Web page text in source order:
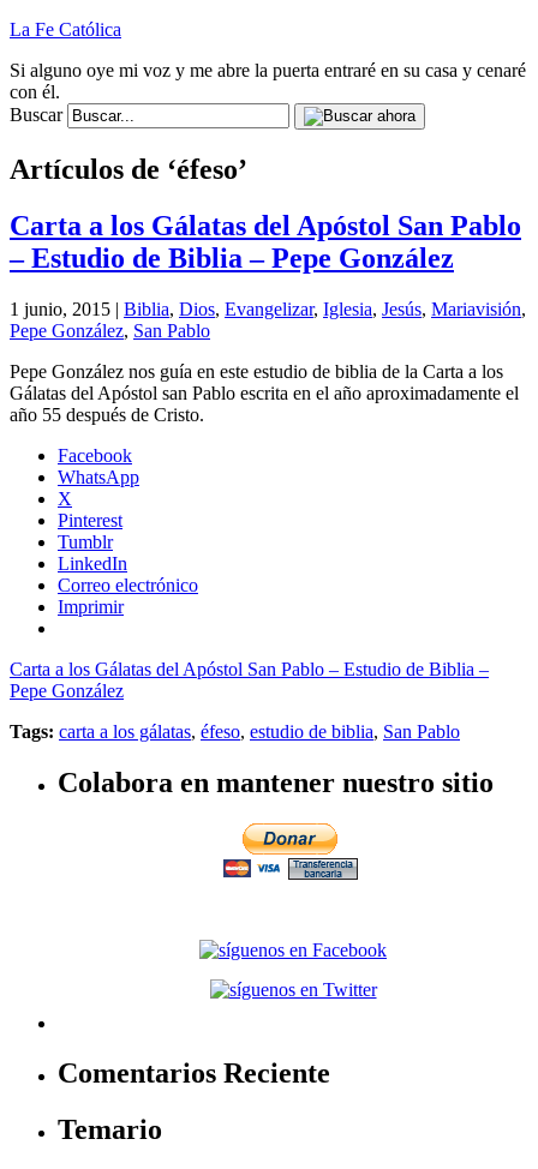
La Fe Católica
Si alguno oye mi voz y me abre la puerta entraré en su casa y cenaré
con él.
Buscar
Artículos de ‘éfeso’
Carta a los Gálatas del Apóstol San Pablo
– Estudio de Biblia – Pepe González
1 junio, 2015 | Biblia, Dios, Evangelizar, Iglesia, Jesús, Mariavisión,
Pepe González, San Pablo
Pepe González nos guía en este estudio de biblia de la Carta a los
Gálatas del Apóstol san Pablo escrita en el año aproximadamente el
año 55 después de Cristo.
Facebook
WhatsApp
X
Pinterest
Tumblr
LinkedIn
Correo electrónico
Imprimir
Carta a los Gálatas del Apóstol San Pablo – Estudio de Biblia –
Pepe González
Tags: carta a los gálatas, éfeso, estudio de biblia, San Pablo
Colabora en mantener nuestro sitio
Comentarios Reciente
Temario